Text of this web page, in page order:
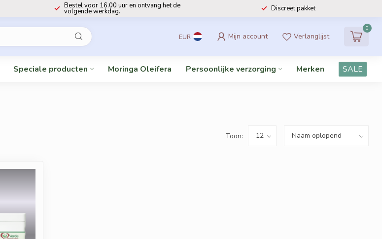
Bestel voor 16.00 uur en ontvang het de
volgende werkdag. Discreet pakket
EUR Mijn account Verlanglijst
0
Speciale producten Moringa Oleifera Persoonlijke verzorging Merken SALE
Toon: